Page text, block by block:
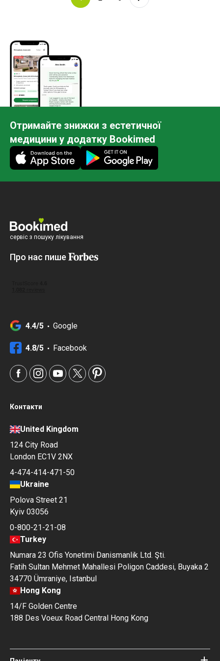
Отримайте знижки з естетичної
медицини у додатку Bookimed
сервіс з пошуку лікування
Про нас пише
4.4/5 Google
4.8/5 Facebook
Контакти
United Kingdom
124 City Road
London EC1V 2NX
4-474-414-471-50
Ukraine
Polova Street 21
Kyiv 03056
0-800-21-21-08
Turkey
Numara 23 Ofis Yonetimi Danismanlik Ltd. Şti.
Fatih Sultan Mehmet Mahallesi Poligon Caddesi, Buyaka 2
34770 Ümraniye, Istanbul
Hong Kong
14/F Golden Centre
188 Des Voeux Road Central Hong Kong